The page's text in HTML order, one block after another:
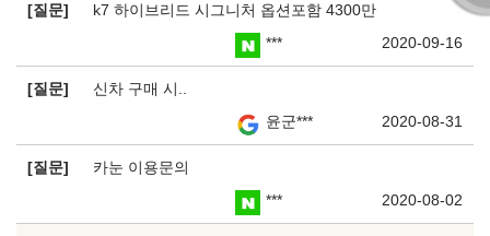
질문
k7 하이브리드 시그니처 옵션포함 4300만
2020-09-16
***
질문
신차 구매 시..
2020-08-31
윤군***
질문
카눈 이용문의
2020-08-02
***